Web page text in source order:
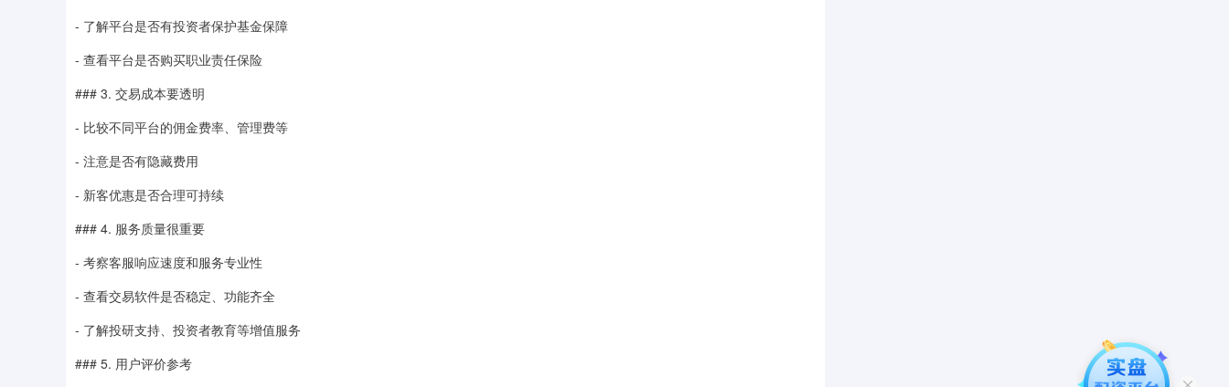
- 了解平台是否有投资者保护基金保障
- 查看平台是否购买职业责任保险
### 3. 交易成本要透明
- 比较不同平台的佣金费率、管理费等
- 注意是否有隐藏费用
- 新客优惠是否合理可持续
### 4. 服务质量很重要
- 考察客服响应速度和服务专业性
- 查看交易软件是否稳定、功能齐全
- 了解投研支持、投资者教育等增值服务
### 5. 用户评价参考